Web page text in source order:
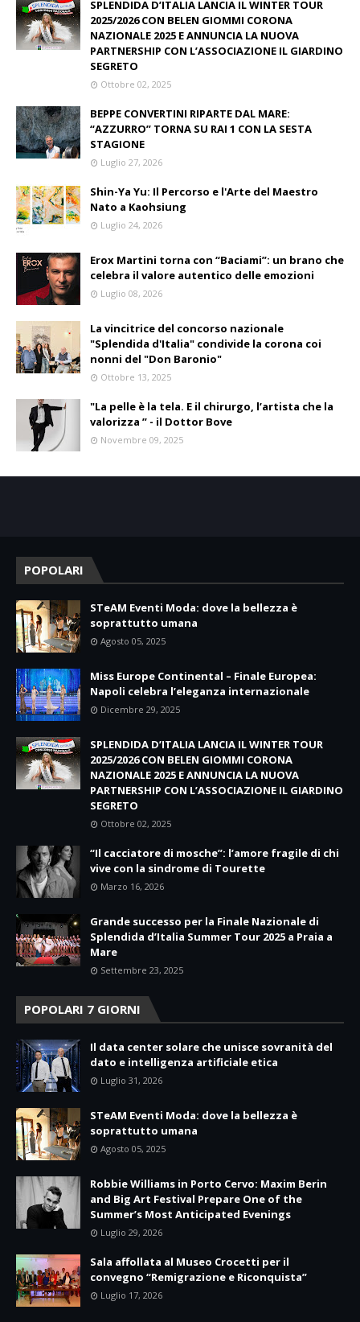
SPLENDIDA D’ITALIA LANCIA IL WINTER TOUR
2025/2026 CON BELEN GIOMMI CORONA
NAZIONALE 2025 E ANNUNCIA LA NUOVA
PARTNERSHIP CON L’ASSOCIAZIONE IL GIARDINO
SEGRETO
Ottobre 02, 2025
BEPPE CONVERTINI RIPARTE DAL MARE:
“AZZURRO” TORNA SU RAI 1 CON LA SESTA
STAGIONE
Luglio 27, 2026
Shin-Ya Yu: Il Percorso e l'Arte del Maestro
Nato a Kaohsiung
Luglio 24, 2026
Erox Martini torna con “Baciami”: un brano che
celebra il valore autentico delle emozioni
Luglio 08, 2026
La vincitrice del concorso nazionale
"Splendida d'Italia" condivide la corona coi
nonni del "Don Baronio"
Ottobre 13, 2025
"La pelle è la tela. E il chirurgo, l’artista che la
valorizza ” - il Dottor Bove
Novembre 09, 2025
POPOLARI
STeAM Eventi Moda: dove la bellezza è
soprattutto umana
Agosto 05, 2025
Miss Europe Continental – Finale Europea:
Napoli celebra l’eleganza internazionale
Dicembre 29, 2025
SPLENDIDA D’ITALIA LANCIA IL WINTER TOUR
2025/2026 CON BELEN GIOMMI CORONA
NAZIONALE 2025 E ANNUNCIA LA NUOVA
PARTNERSHIP CON L’ASSOCIAZIONE IL GIARDINO
SEGRETO
Ottobre 02, 2025
“Il cacciatore di mosche”: l’amore fragile di chi
vive con la sindrome di Tourette
Marzo 16, 2026
Grande successo per la Finale Nazionale di
Splendida d’Italia Summer Tour 2025 a Praia a
Mare
Settembre 23, 2025
POPOLARI 7 GIORNI
Il data center solare che unisce sovranità del
dato e intelligenza artificiale etica
Luglio 31, 2026
STeAM Eventi Moda: dove la bellezza è
soprattutto umana
Agosto 05, 2025
Robbie Williams in Porto Cervo: Maxim Berin
and Big Art Festival Prepare One of the
Summer’s Most Anticipated Evenings
Luglio 29, 2026
Sala affollata al Museo Crocetti per il
convegno “Remigrazione e Riconquista”
Luglio 17, 2026